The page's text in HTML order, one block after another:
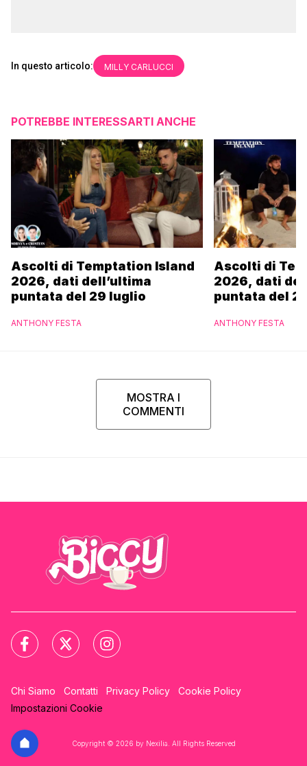
In questo articolo: MILLY CARLUCCI
POTREBBE INTERESSARTI ANCHE
Ascolti di Temptation Island
2026, dati dell’ultima
puntata del 29 luglio
ANTHONY FESTA
Ascolti di
2026, dati
puntata del
ANTHONY FESTA
MOSTRA I
COMMENTI
Chi Siamo Contatti Privacy Policy
Cookie Policy
Impostazioni Cookie
Copyright © 2026 by Nexilia. All Rights Reserved